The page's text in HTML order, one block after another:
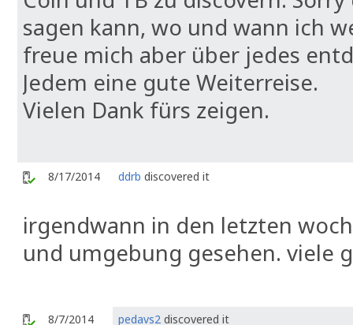
sagen kann, wo und wann ich
freue mich aber über jedes
Jedem eine gute Weiterreise.
Vielen Dank fürs zeigen.
8/17/2014 ddrb discovered it
irgendwann in den letzten
und umgebung gesehen. viele
8/7/2014 pedavs2 discovered it